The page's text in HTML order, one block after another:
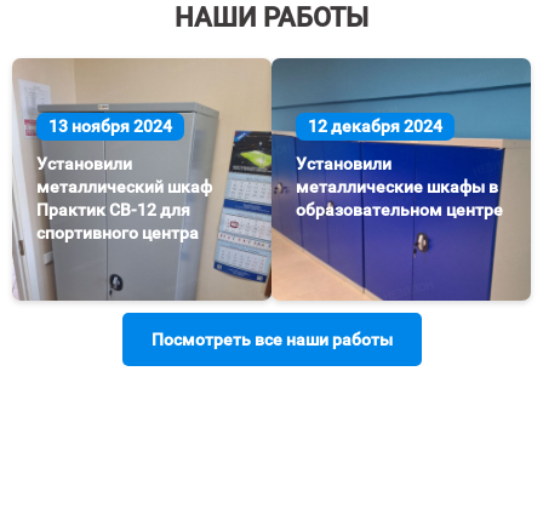
НАШИ РАБОТЫ
13 ноября 2024
Установили
металлический шкаф
Практик СВ-12 для
спортивного центра
12 декабря 2024
Установили
металлические шкафы в
образовательном центре
Посмотреть все наши работы